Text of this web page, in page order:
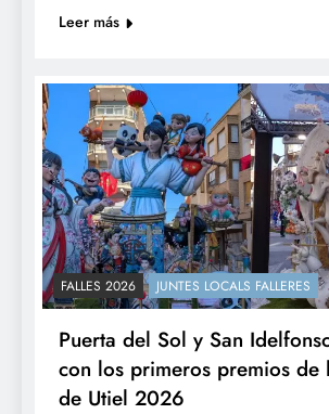
Leer más
FALLES 2026 JUNTES LOCALS FALLERES
Puerta del Sol y San
con los primeros premios de
de Utiel 2026